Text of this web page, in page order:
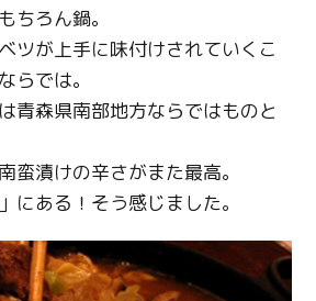
ちろん鍋。
ツが上手に味付けされていくこ
らでは。
青森県南部地方ならではものと
蛮漬けの辛さがまた最高。
にある！そう感じました。